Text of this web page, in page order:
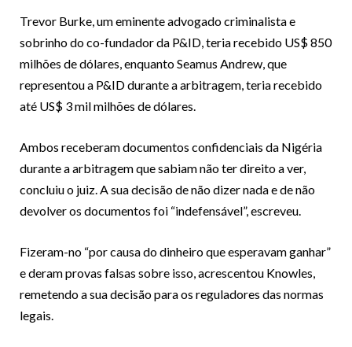
Trevor Burke, um eminente advogado criminalista e
sobrinho do co-fundador da P&ID, teria recebido US$ 850
milhões de dólares, enquanto Seamus Andrew, que
representou a P&ID durante a arbitragem, teria recebido
até US$ 3 mil milhões de dólares.
Ambos receberam documentos confidenciais da Nigéria
durante a arbitragem que sabiam não ter direito a ver,
concluiu o juiz. A sua decisão de não dizer nada e de não
devolver os documentos foi “indefensável”, escreveu.
Fizeram-no “por causa do dinheiro que esperavam ganhar”
e deram provas falsas sobre isso, acrescentou Knowles,
remetendo a sua decisão para os reguladores das normas
legais.